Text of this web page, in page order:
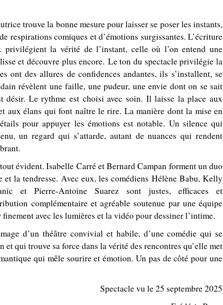
trouve la bonne mesure pour laisser se poser les instants,
respirations comiques et d’émotions surgissantes. L’écriture
la vérité de l’instant, celle où l’on entend une
et découvre plus encore. Le ton du spectacle privilégie la
ont des allures de confidences andantes, ils s’installent, se
révèlent une faille, une pudeur, une envie dont on se sait
désir. Le rythme est choisi avec soin. Il laisse la place aux
aux élans qui font naître le rire. La manière dont la mise en
pour appuyer les émotions est notable. Un silence qui
un regard qui s’attarde, autant de nuances qui rendent
évident. Isabelle Carré et Bernard Campan forment un duo
la tendresse. Avec eux, les comédiens Hélène Babu, Kelly
et Pierre-Antoine Suarez sont justes, efficaces et
complémentaire et agréable soutenue par une équipe
avec les lumières et la vidéo pour dessiner l’intime.
d’un théâtre convivial et habile, d’une comédie qui se
et qui trouve sa force dans la vérité des rencontres qu’elle met
qui mêle sourire et émotion. Un pas de côté pour une
Spectacle vu le 25 septembre 2025